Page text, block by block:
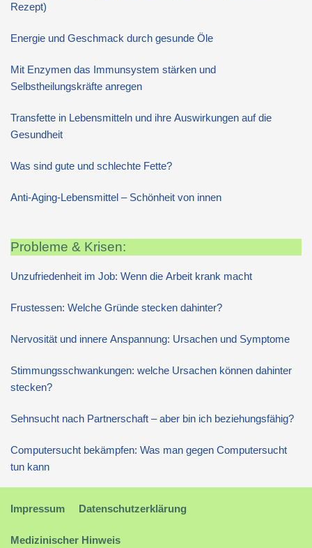
Rezept)
Energie und Geschmack durch gesunde Öle
Mit Enzymen das Immunsystem stärken und
Selbstheilungskräfte anregen
Transfette in Lebensmitteln und ihre Auswirkungen auf die
Gesundheit
Was sind gute und schlechte Fette?
Anti-Aging-Lebensmittel – Schönheit von innen
Probleme & Krisen:
Unzufriedenheit im Job: Wenn die Arbeit krank macht
Frustessen: Welche Gründe stecken dahinter?
Nervosität und innere Anspannung: Ursachen und Symptome
Stimmungsschwankungen: welche Ursachen können dahinter
stecken?
Sehnsucht nach Partnerschaft – aber bin ich beziehungsfähig?
Computersucht bekämpfen: Was man gegen Computersucht
tun kann
Impressum Datenschutzerklärung
Medizinischer Hinweis